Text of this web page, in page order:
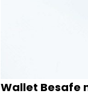
Wallet Besafe